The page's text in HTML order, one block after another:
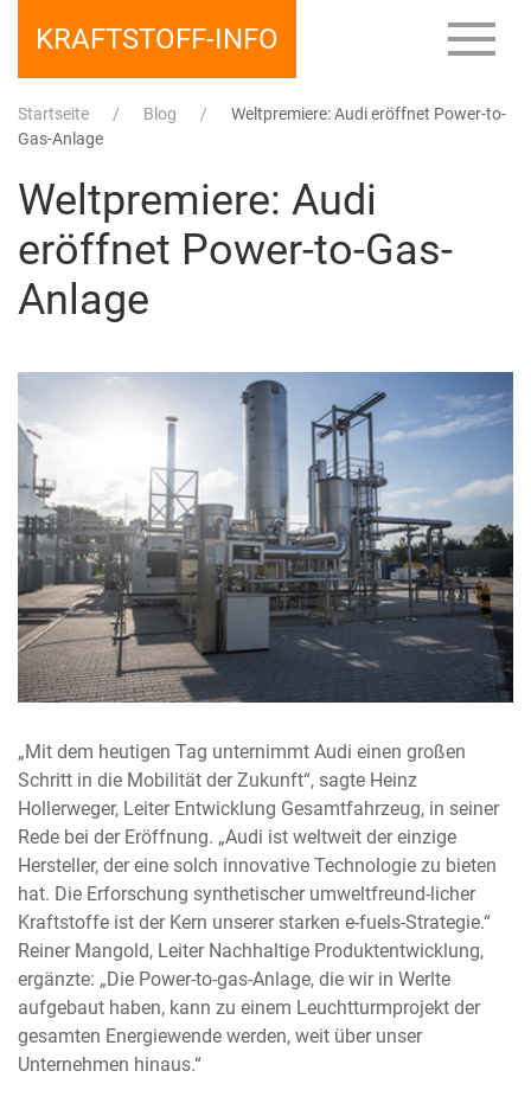
KRAFTSTOFF-INFO
Startseite Blog
Weltpremiere: Audi eröffnet Power-to-
Gas-Anlage
Weltpremiere: Audi
eröffnet Power-to-Gas-
Anlage
„Mit dem heutigen Tag unternimmt Audi einen großen
Schritt in die Mobilität der Zukunft“, sagte Heinz
Hollerweger, Leiter Entwicklung Gesamtfahrzeug, in seiner
Rede bei der Eröffnung. „Audi ist weltweit der einzige
Hersteller, der eine solch innovative Technologie zu bieten
hat. Die Erforschung synthetischer umweltfreund-licher
Kraftstoffe ist der Kern unserer starken e-fuels-Strategie.“
Reiner Mangold, Leiter Nachhaltige Produktentwicklung,
ergänzte: „Die Power-to-gas-Anlage, die wir in Werlte
aufgebaut haben, kann zu einem Leuchtturmprojekt der
gesamten Energiewende werden, weit über unser
Unternehmen hinaus.“